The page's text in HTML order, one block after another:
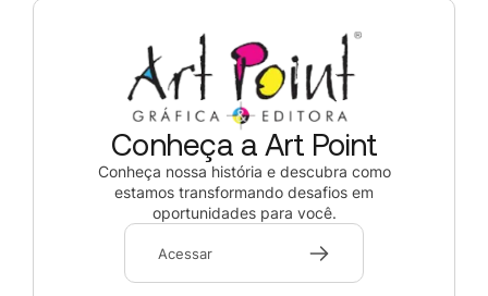
Conheça a Art Point
Conheça nossa história e descubra como
estamos transformando desafios em
oportunidades para você.
Acessar